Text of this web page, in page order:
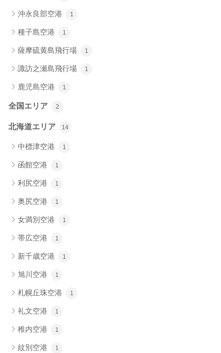
沖永良部空港 1
種子島空港 1
薩摩硫黄島飛行場 1
諏訪之瀬島飛行場 1
鹿児島空港 1
全国エリア 2
北海道エリア 14
中標津空港 1
函館空港 1
利尻空港 1
奥尻空港 1
女満別空港 1
帯広空港 1
新千歳空港 1
旭川空港 1
札幌丘珠空港 1
礼文空港 1
稚内空港 1
紋別空港 1